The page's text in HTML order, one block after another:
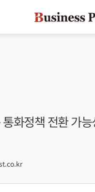
화정책 전환 가